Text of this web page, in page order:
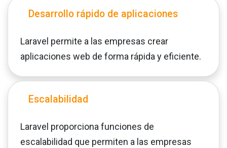
Desarrollo rápido de aplicaciones
Laravel permite a las empresas crear
aplicaciones web de forma rápida y eficiente.
Escalabilidad
Laravel proporciona funciones de
escalabilidad que permiten a las empresas